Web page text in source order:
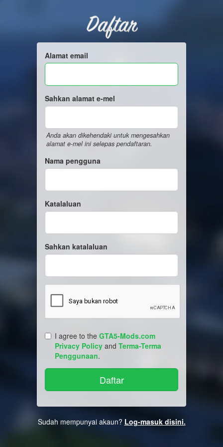
Daftar
Alamat email
Sahkan alamat e-mel
Anda akan dikehendaki untuk mengesahkan
alamat e-mel ini selepas pendaftaran.
Nama pengguna
Katalaluan
Sahkan katalaluan
I agree to the GTA5-Mods.com
Privacy Policy and Terma-Terma
Penggunaan.
Sudah mempunyai akaun? Log-masuk disini.